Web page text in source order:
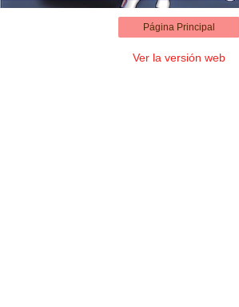
Página Principal
Ver la versión web